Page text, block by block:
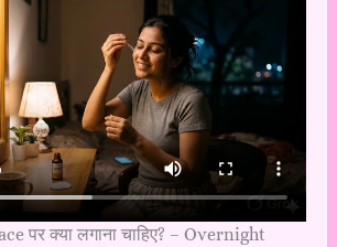
पर क्या लगाना चाहिए? – Overnight